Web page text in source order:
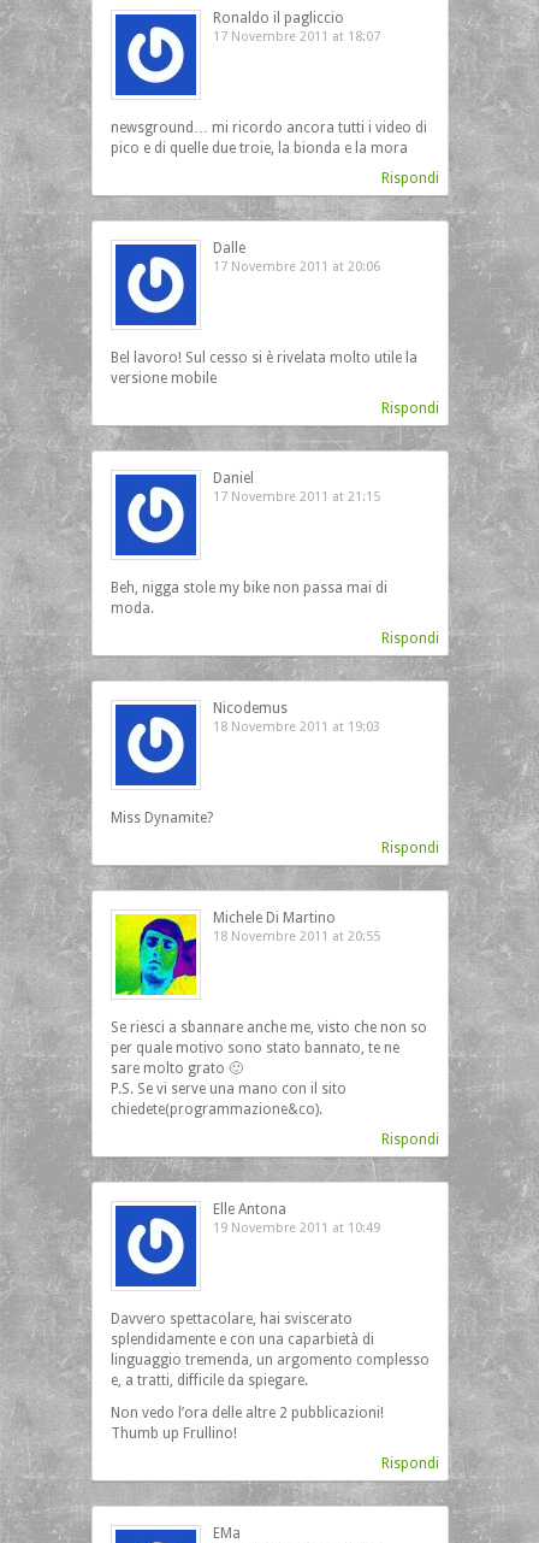
Ronaldo il pagliccio
17 Novembre 2011 at 18:07
newsground… mi ricordo ancora tutti i video di
pico e di quelle due troie, la bionda e la mora
Rispondi
Dalle
17 Novembre 2011 at 20:06
Bel lavoro! Sul cesso si è rivelata molto utile la
versione mobile
Rispondi
Daniel
17 Novembre 2011 at 21:15
Beh, nigga stole my bike non passa mai di
moda.
Rispondi
Nicodemus
18 Novembre 2011 at 19:03
Miss Dynamite?
Rispondi
Michele Di Martino
18 Novembre 2011 at 20:55
Se riesci a sbannare anche me, visto che non so
per quale motivo sono stato bannato, te ne
sare molto grato 🙂
P.S. Se vi serve una mano con il sito
chiedete(programmazione&co).
Rispondi
Elle Antona
19 Novembre 2011 at 10:49
Davvero spettacolare, hai sviscerato
splendidamente e con una caparbietà di
linguaggio tremenda, un argomento complesso
e, a tratti, difficile da spiegare.
Non vedo l’ora delle altre 2 pubblicazioni!
Thumb up Frullino!
Rispondi
EMa